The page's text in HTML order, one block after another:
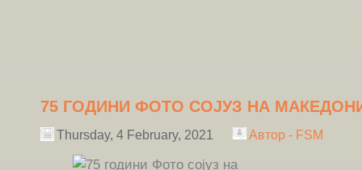
75 ГОДИНИ ФОТО СОЈУЗ НА
Thursday, 4 February, 2021 Автор - FSM